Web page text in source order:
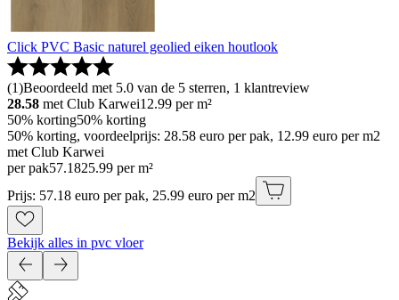
Click PVC Basic naturel geolied eiken houtlook
(1)Beoordeeld met 5.0 van de 5 sterren, 1 klantreview
28.58 met Club Karwei12.99 per m²
50% korting50% korting
50% korting, voordeelprijs: 28.58 euro per pak, 12.99 euro per m2
met Club Karwei
per pak57.1825.99 per m²
Prijs: 57.18 euro per pak, 25.99 euro per m2
Bekijk alles in pvc vloer